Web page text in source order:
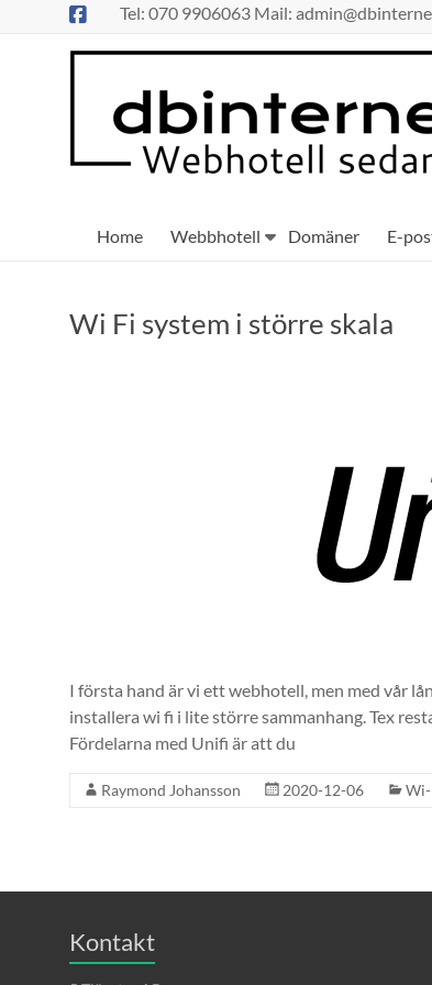
Tel: 070 9906063 Mail:
Home Webbhotell Domäner E-
Wi Fi system i större skala
I första hand är vi ett webhotell, men med vår
installera wi fi i lite större sammanhang. Tex
Fördelarna med Unifi är att du
Raymond Johansson 2020-12-06
Kontakt